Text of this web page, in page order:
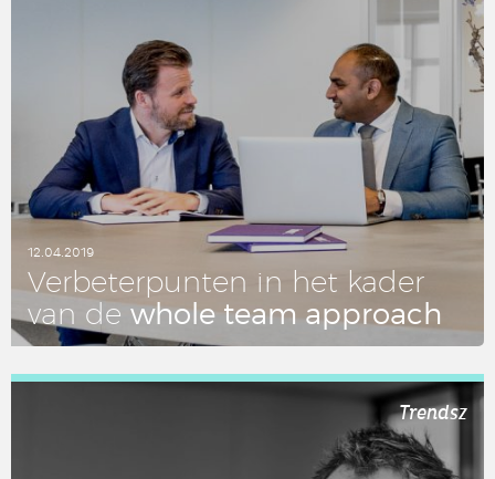
12.04.2019
Ver­be­ter­pun­ten in het kader
van dewhole team ap­pro­ach
LEES DIT ARTIKEL
Trendsz